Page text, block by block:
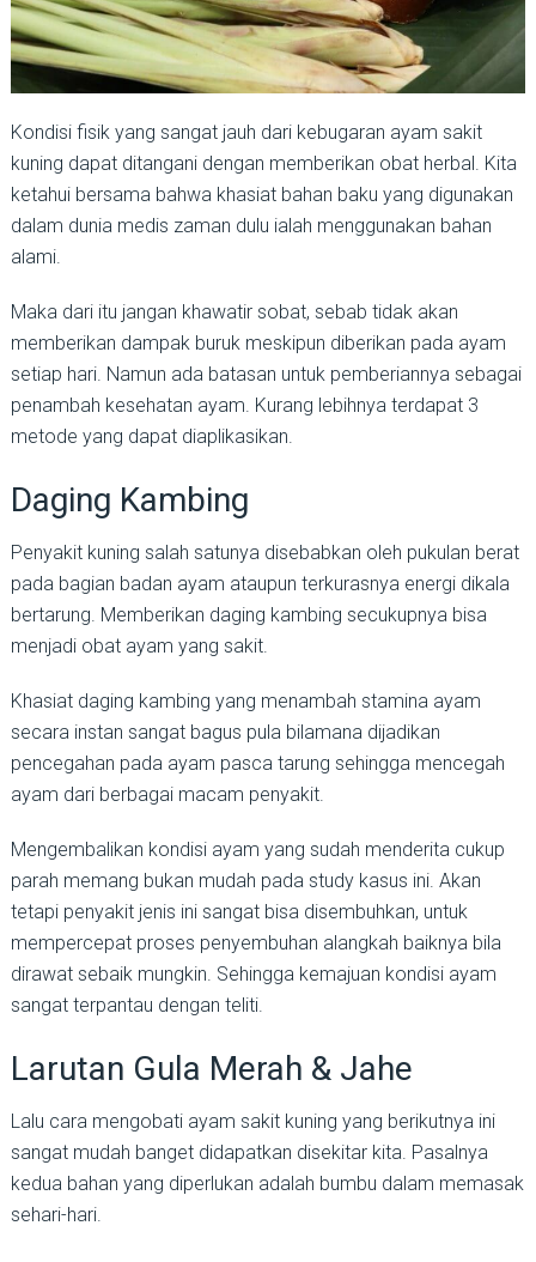
Kondisi fisik yang sangat jauh dari kebugaran ayam sakit
kuning dapat ditangani dengan memberikan obat herbal. Kita
ketahui bersama bahwa khasiat bahan baku yang digunakan
dalam dunia medis zaman dulu ialah menggunakan bahan
alami.
Maka dari itu jangan khawatir sobat, sebab tidak akan
memberikan dampak buruk meskipun diberikan pada ayam
setiap hari. Namun ada batasan untuk pemberiannya sebagai
penambah kesehatan ayam. Kurang lebihnya terdapat 3
metode yang dapat diaplikasikan.
Daging Kambing
Penyakit kuning salah satunya disebabkan oleh pukulan berat
pada bagian badan ayam ataupun terkurasnya energi dikala
bertarung. Memberikan daging kambing secukupnya bisa
menjadi obat ayam yang sakit.
Khasiat daging kambing yang menambah stamina ayam
secara instan sangat bagus pula bilamana dijadikan
pencegahan pada ayam pasca tarung sehingga mencegah
ayam dari berbagai macam penyakit.
Mengembalikan kondisi ayam yang sudah menderita cukup
parah memang bukan mudah pada study kasus ini. Akan
tetapi penyakit jenis ini sangat bisa disembuhkan, untuk
mempercepat proses penyembuhan alangkah baiknya bila
dirawat sebaik mungkin. Sehingga kemajuan kondisi ayam
sangat terpantau dengan teliti.
Larutan Gula Merah & Jahe
Lalu cara mengobati ayam sakit kuning yang berikutnya ini
sangat mudah banget didapatkan disekitar kita. Pasalnya
kedua bahan yang diperlukan adalah bumbu dalam memasak
sehari-hari.